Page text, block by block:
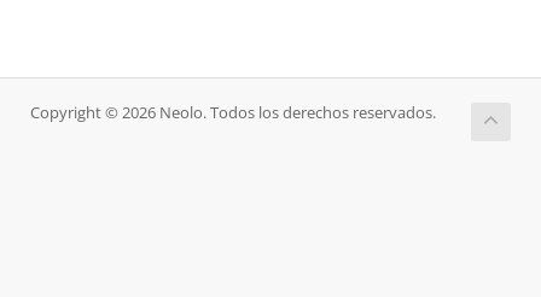
Copyright © 2026 Neolo. Todos los derechos reservados.